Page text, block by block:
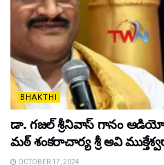
BHAKTHI
డా. గజల్ శ్రీనివాస్ గానం
మఠ్ శంకరాచార్య శ్రీ అవి
OCTOBER 17, 2024